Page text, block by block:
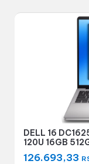
DELL 16
120U 16GB
126.693,33